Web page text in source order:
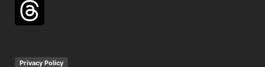
Privacy Policy